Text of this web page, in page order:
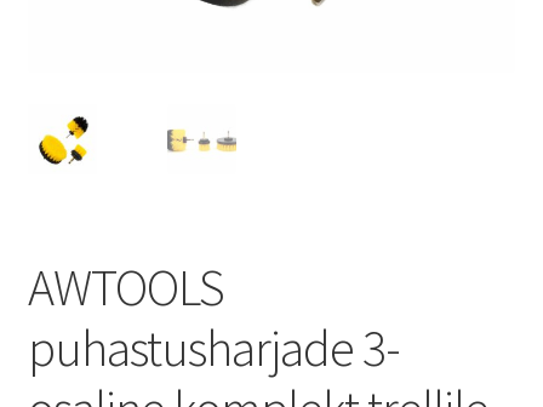
AWTOOLS
puhastusharjade 3-